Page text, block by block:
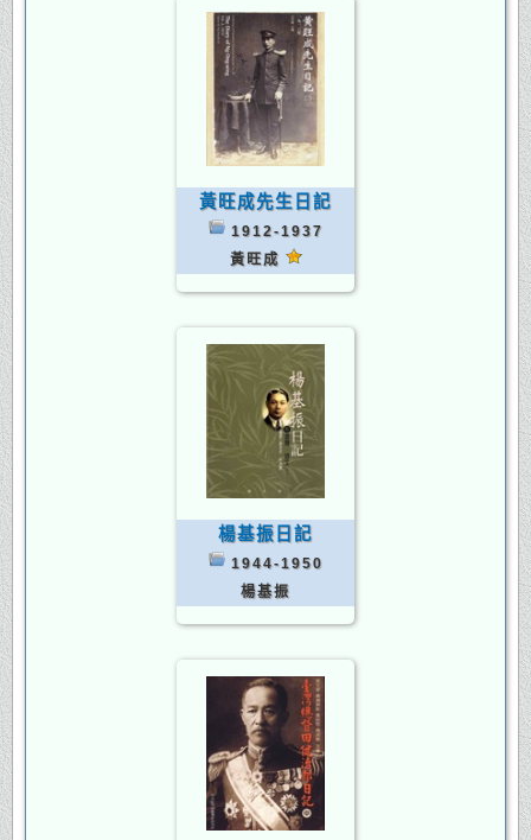
黃旺成先生日記
1912-1937
黃旺成
楊基振日記
1944-1950
楊基振